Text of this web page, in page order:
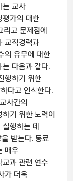
는 교사
평가의 대한
고 문제점에
교직경력과
의 유무에 대한
는 다음과 같다.
행하기 위한
다고 인식한다.
사간의
기 위한 노력이
행하는 데
받는다. 동료
매우
교과 관련 연수
가 더욱